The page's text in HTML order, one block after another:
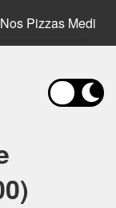
Nos Pizzas Medium